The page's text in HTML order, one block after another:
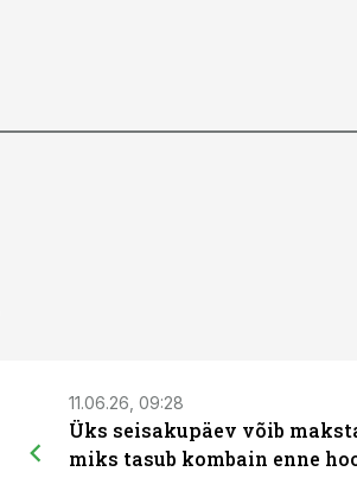
11.06.26, 09:28
Üks seisakupäev võib
miks tasub kombain enne